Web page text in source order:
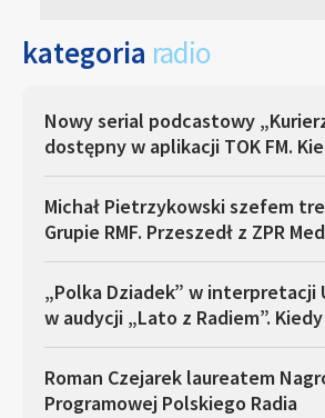
kategoria radio
Nowy serial podcastowy
dostępny w aplikacji TOK FM.
Michał Pietrzykowski szefem
Grupie RMF. Przeszedł z ZPR
„Polka Dziadek” w interpretacji
w audycji „Lato z Radiem”.
Roman Czejarek laureatem
Programowej Polskiego Radia